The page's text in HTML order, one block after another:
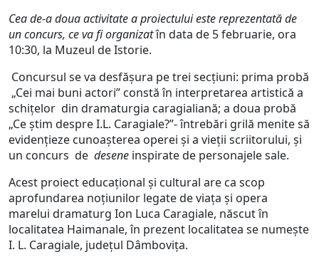
Cea de-a doua activitate a proiectului este reprezentată de
un concurs, ce va fi organizatîn data de 5 februarie, ora
10:30, la Muzeul de Istorie.
Concursul se va desfăşura pe trei secţiuni: prima probă
„Cei mai buni actori” constă în interpretarea artistică a
schiţelor din dramaturgia caragialiană; a doua probă
„Ce ştim despre I.L. Caragiale?”- întrebări grilă menite să
evidenţieze cunoaşterea operei şi a vieţii scriitorului, şi
un concurs de desene inspirate de personajele sale.
Acest proiect educaţional şi cultural are ca scop
aprofundarea noţiunilor legate de viaţa şi opera
marelui dramaturg Ion Luca Caragiale, născut în
localitatea Haimanale, în prezent localitatea se numeşte
I. L. Caragiale, județul Dâmbovița.